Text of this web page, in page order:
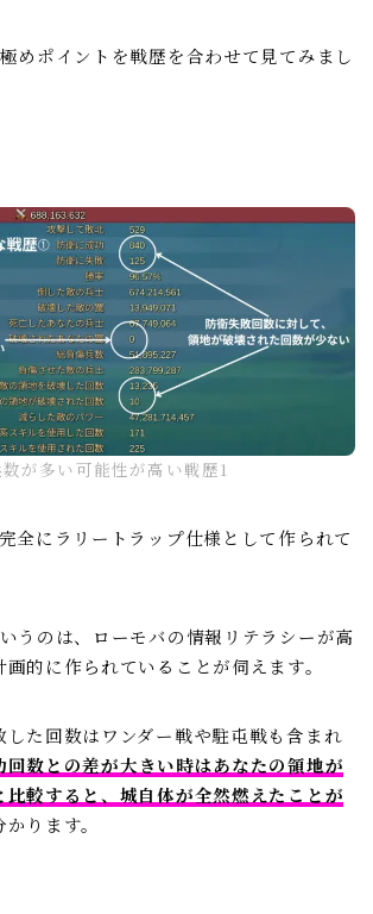
めポイントを戦歴を合わせて見てみまし
数が多い可能性が高い戦歴1
全にラリートラップ仕様として作られて
うのは、ローモバの情報リテラシーが高
的に作られていることが伺えます。
した回数はワンダー戦や駐屯戦も含まれ
回数との差が大きい時はあなたの領地が
較すると、城自体が全然燃えたことが
ります。